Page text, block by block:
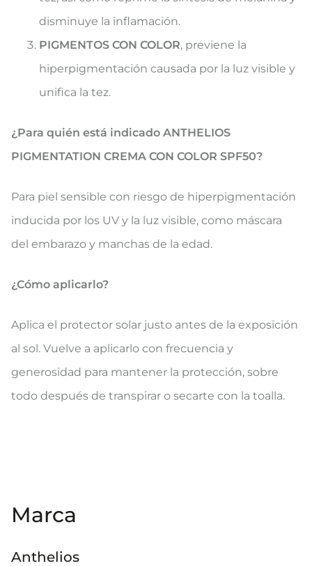
disminuye la inflamación.
PIGMENTOS CON COLOR, previene la
hiperpigmentación causada por la luz visible y
unifica la tez.
¿Para quién está indicado ANTHELIOS
PIGMENTATION CREMA CON COLOR SPF50?
Para piel sensible con riesgo de hiperpigmentación
inducida por los UV y la luz visible, como máscara
del embarazo y manchas de la edad.
¿Cómo aplicarlo?
Aplica el protector solar justo antes de la exposición
al sol. Vuelve a aplicarlo con frecuencia y
generosidad para mantener la protección, sobre
todo después de transpirar o secarte con la toalla.
Marca
Anthelios